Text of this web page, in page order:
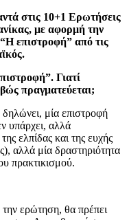
στις 10+1 Ερωτήσεις
με αφορμή την
επιστροφή” από τις
Γιατί
πραγματεύεται;
μία επιστροφή
υπάρχει, αλλά
ελπίδας και της ευχής
αλλά μία δραστηριότητα
πρακτικισμού.
ερώτηση, θα πρέπει